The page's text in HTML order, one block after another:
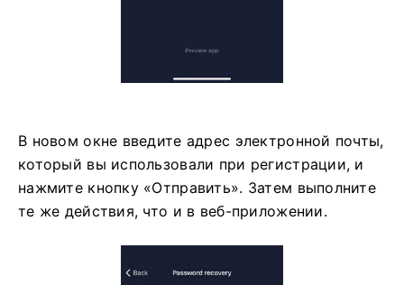
В новом окне введите адрес электронной почты,
который вы использовали при регистрации, и
нажмите кнопку «Отправить». Затем выполните
те же действия, что и в веб-приложении.